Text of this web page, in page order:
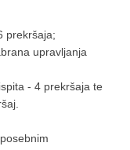
prekršaja;
upravljanja
- 4 prekršaja te